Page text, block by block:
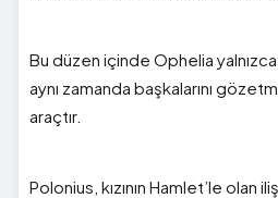
Bu düzen içinde Ophelia
aynı zamanda başkalarını
araçtır.
Polonius, kızının Hamlet’le olan